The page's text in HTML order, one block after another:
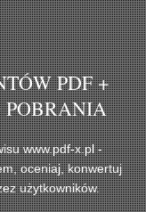
PDF +
POBRANIA
www.pdf-x.pl -
oceniaj, konwertuj
użytkowników.